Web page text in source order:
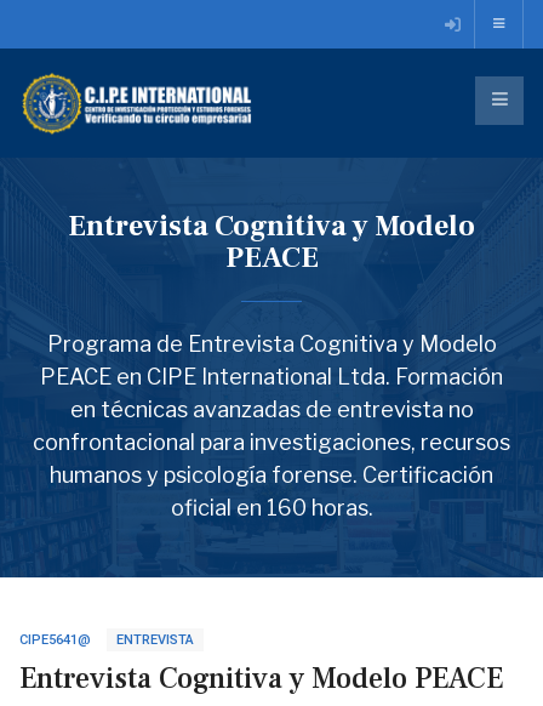
Entrevista Cognitiva y Modelo
PEACE
Programa de Entrevista Cognitiva y Modelo
PEACE en CIPE International Ltda. Formación
en técnicas avanzadas de entrevista no
confrontacional para investigaciones, recursos
humanos y psicología forense. Certificación
oficial en 160 horas.
CIPE5641@ ENTREVISTA
Entrevista Cognitiva y Modelo PEACE